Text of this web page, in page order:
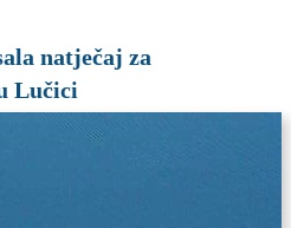
natječaj za
Lučici